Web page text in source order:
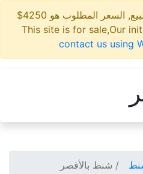
هذا الموقع معروض للبيع, السعر المطلوب هو 4250$
This site is for sale,Our
contact us using
شنط بالأقصر